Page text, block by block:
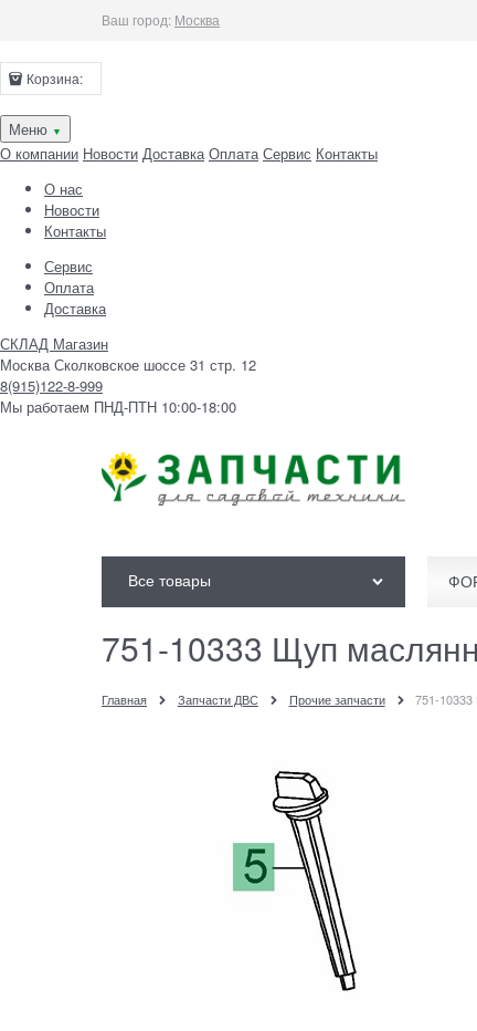
Ваш город: Москва
Корзина:
Меню ▼
О компании Новости Доставка Оплата Сервис Контакты
О нас
Новости
Контакты
Сервис
Оплата
Доставка
СКЛАД Магазин
Москва Сколковское шоссе 31 стр. 12
8(915)122-8-999
Мы работаем ПНД-ПТН 10:00-18:00
Все товары
751-10333 Щуп
Главная Запчасти ДВС Прочие запчасти 751-